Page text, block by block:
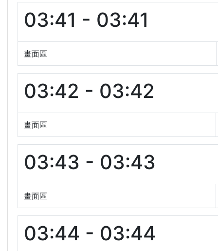
03:41 - 03:41
畫面區
03:42 - 03:42
畫面區
03:43 - 03:43
畫面區
03:44 - 03:44